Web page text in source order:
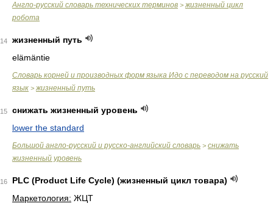
Англо-русский словарь технических терминов > жизненный цикл
робота
14
жизненный путь
elämäntie
Словарь корней и производных форм языка Идо с переводом на русский
язык > жизненный путь
15
снижать жизненный уровень
lower the standard
Большой англо-русский и русско-английский словарь > снижать
жизненный уровень
16
PLC (Product Life Cycle) (жизненный цикл товара)
Маркетология: ЖЦТ